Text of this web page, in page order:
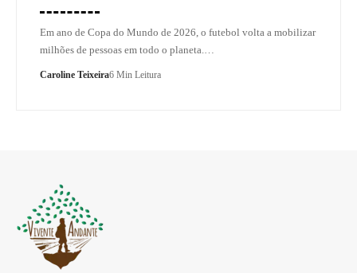
Em ano de Copa do Mundo de 2026, o futebol volta a mobilizar
milhões de pessoas em todo o planeta.…
Caroline Teixeira6 Min Leitura